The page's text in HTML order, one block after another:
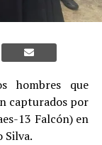
hombres que
capturados por
13 Falcón) en
Silva.